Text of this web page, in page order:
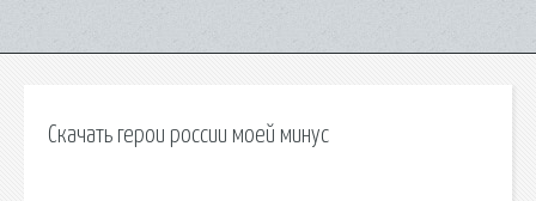
Скачать герои россии моей минус